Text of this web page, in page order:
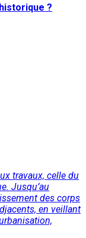
?
travaux, celle du
Jusqu’au
des corps
en veillant